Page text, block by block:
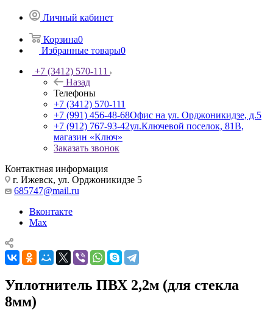
Личный кабинет
Корзина0
Избранные товары0
+7 (3412) 570-111
Назад
Телефоны
+7 (3412) 570-111
+7 (991) 456-48-68Офис на ул. Орджоникидзе, д.5
+7 (912) 767-93-42ул.Ключевой поселок, 81В,
магазин «Ключ»
Заказать звонок
Контактная информация
г. Ижевск, ул. Орджоникидзе 5
685747@mail.ru
Вконтакте
Max
Уплотнитель ПВХ 2,2м (для стекла
8мм)